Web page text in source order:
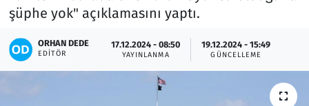
şüphe yok" açıklamasını yaptı.
ORHAN DEDE
EDITÖR
17.12.2024 - 08:50
YAYINLANMA
19.12.2024 - 15:49
GÜNCELLEME
Otomobil
Oyun
Ramazan